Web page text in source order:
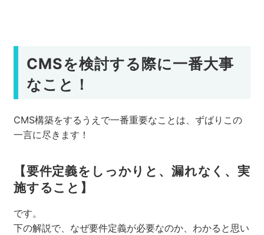
CMSを検討する際に一番大事
なこと！
CMS構築をするうえで一番重要なことは、ずばりこの
一言に尽きます！
【要件定義をしっかりと、漏れなく、実
施すること】
です。
下の解説で、なぜ要件定義が必要なのか、わかると思い